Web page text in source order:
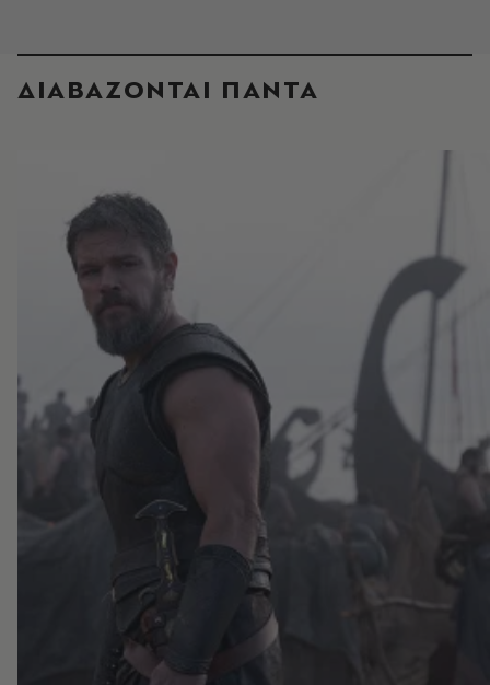
ΔΙΑΒΑΖΟΝΤΑΙ ΠΑΝΤΑ